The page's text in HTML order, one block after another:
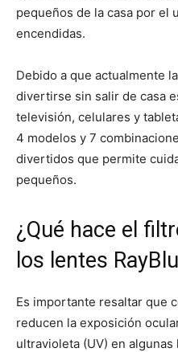
pequeños de la casa por el
encendidas.
Debido a que actualmente
divertirse sin salir de casa
televisión, celulares y
4 modelos y 7
divertidos que permite
pequeños.
¿Qué hace el
los lentes
Es importante resaltar que
reducen la exposición
ultravioleta (UV) en